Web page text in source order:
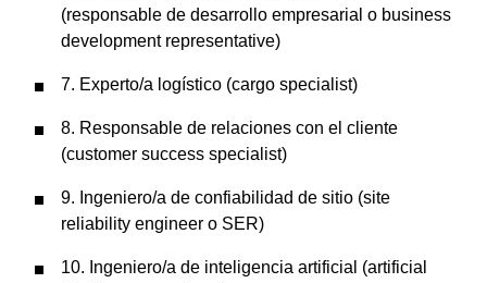
(responsable de desarrollo empresarial o business
development representative)
7. Experto/a logístico (cargo specialist)
8. Responsable de relaciones con el cliente
(customer success specialist)
9. Ingeniero/a de confiabilidad de sitio (site
reliability engineer o SER)
10. Ingeniero/a de inteligencia artificial (artificial